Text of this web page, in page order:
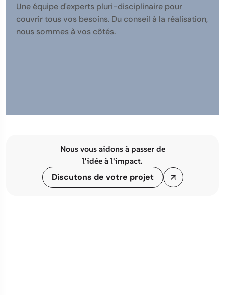
Une équipe d'experts pluri-disciplinaire pour
couvrir tous vos besoins. Du conseil à la réalisation,
nous sommes à vos côtés.
Nous vous aidons à passer de
l'idée à l'impact.
Discutons de votre projet